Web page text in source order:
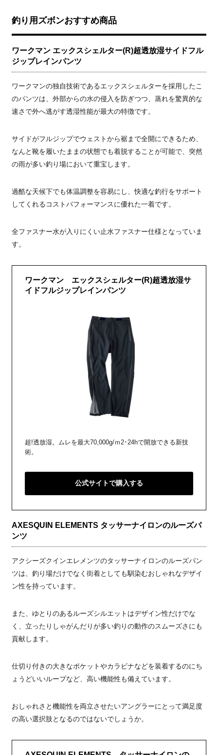
釣り用ズボンおすすめ商品
ワークマン エックスシェルター(R)超透放湿サイドフル
ジップレインパンツ
ワークマンの独自技術であるエックスシェルターを採用したこ
のパンツは、外部からの水の侵入を防ぎつつ、蒸れを驚異的な
速さで外へ逃がす透湿性能が最大の特徴です。
サイドがフルジップでウェストから裾まで全開にできるため、
なんと靴を履いたままの状態でも着脱することが可能で、突然
の雨が多い釣り場において重宝します。
過酷な天候下でも体温調整を容易にし、快適な釣行をサポート
してくれるコストパフォーマンスに優れた一着です。
全ファスナー水が入りにくい止水ファスナー仕様となっていま
す。
ワークマン エックスシェルター(R)超透放湿サ
イドフルジップレインパンツ
超!透放湿。ムレを最大70,000g/ｍ2･24hで開放できる新技
術。
公式サイトで購入する
AXESQUIN ELEMENTS タッサーナイロンのルーズパ
ンツ
アクシーズクインエレメンツのタッサーナイロンのルーズパン
ツは、釣り場だけでなく街着としても馴染むおしゃれなデザイ
ン性を持っています。
また、ゆとりのあるルーズシルエットはデザイン性だけでな
く、立ったりしゃがんだりが多い釣りの動作のスムーズさにも
貢献します。
仕切り付きの大きなポケットやカラビナなどを装着するのにち
ょうどいいループなど、高い機能性も備えています。
おしゃれさと機能性を両立させたいアングラーにとって満足度
の高い選択肢となるのではないでしょうか。